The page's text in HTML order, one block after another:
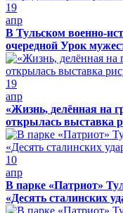
19
апр
В Тульском военно-
очередной Урок
19
апр
«Жизнь, делённая на
открылась выставка
10
апр
В парке «Патриот»
«Десять сталинских